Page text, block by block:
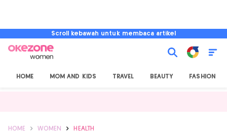
Scroll kebawah untuk membaca artikel
HOME MOM AND KIDS TRAVEL BEAUTY FASHION
HOME WOMEN HEALTH